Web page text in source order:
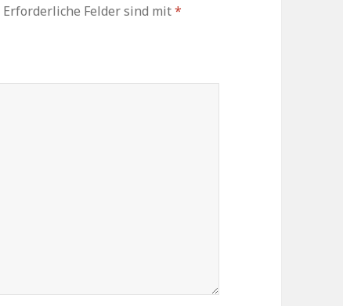
Erforderliche Felder sind mit*